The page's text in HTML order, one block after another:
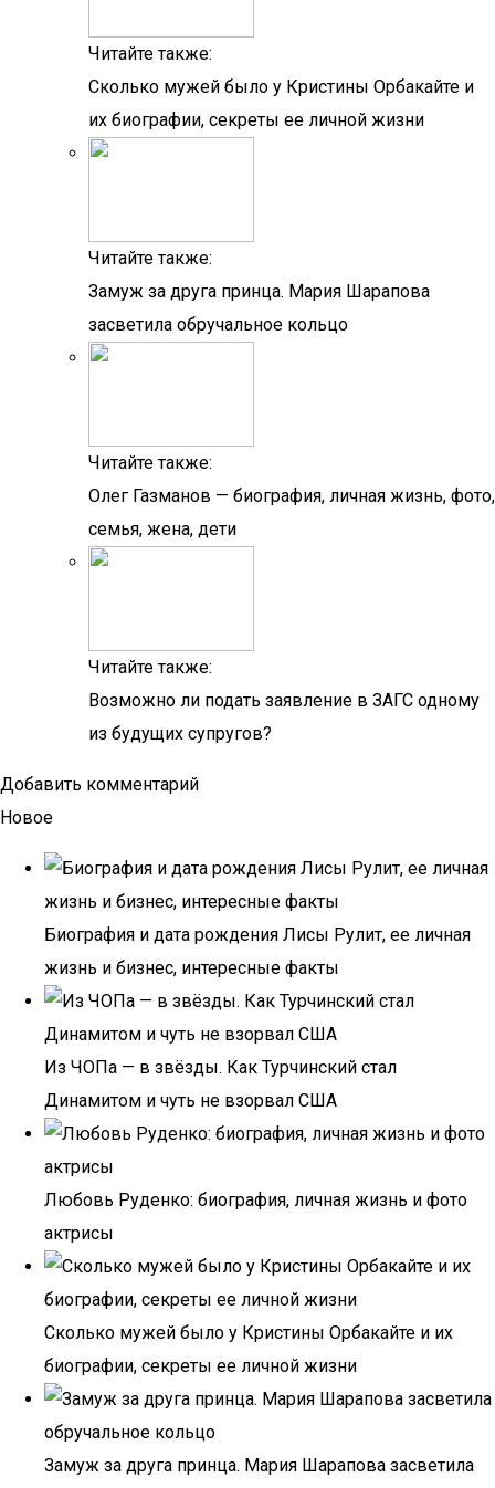
Читайте также:
Сколько мужей было у Кристины Орбакайте и
их биографии, секреты ее личной жизни
Читайте также:
Замуж за друга принца. Мария Шарапова
засветила обручальное кольцо
Читайте также:
Олег Газманов — биография, личная жизнь, фото,
семья, жена, дети
Читайте также:
Возможно ли подать заявление в ЗАГС одному
из будущих супругов?
Добавить комментарий
Новое
Биография и дата рождения Лисы Рулит, ее личная
жизнь и бизнес, интересные факты
Из ЧОПа — в звёзды. Как Турчинский стал
Динамитом и чуть не взорвал США
Любовь Руденко: биография, личная жизнь и фото
актрисы
Сколько мужей было у Кристины Орбакайте и их
биографии, секреты ее личной жизни
Замуж за друга принца. Мария Шарапова засветила